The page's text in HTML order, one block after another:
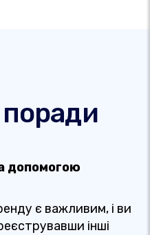
допомогою
є важливим, і ви
інші